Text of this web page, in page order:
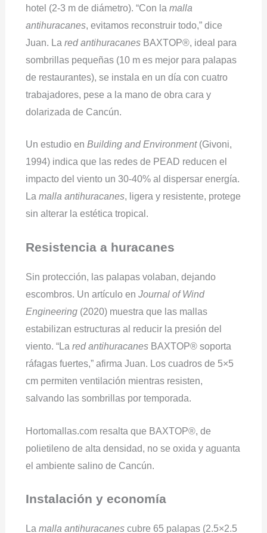
hotel (2-3 m de diámetro). “Con la malla
antihuracanes, evitamos reconstruir todo,” dice
Juan. La red antihuracanesBAXTOP®, ideal para
sombrillas pequeñas (10 m es mejor para palapas
de restaurantes), se instala en un día con cuatro
trabajadores, pese a la mano de obra cara y
dolarizada de Cancún.
Un estudio en Building and Environment(Givoni,
1994) indica que las redes de PEAD reducen el
impacto del viento un 30-40% al dispersar energía.
La malla antihuracanes, ligera y resistente, protege
sin alterar la estética tropical.
Resistencia a huracanes
Sin protección, las palapas volaban, dejando
escombros. Un artículo en Journal of Wind
Engineering(2020) muestra que las mallas
estabilizan estructuras al reducir la presión del
viento. “La red antihuracanesBAXTOP® soporta
ráfagas fuertes,” afirma Juan. Los cuadros de 5×5
cm permiten ventilación mientras resisten,
salvando las sombrillas por temporada.
Hortomallas.com resalta que BAXTOP®, de
polietileno de alta densidad, no se oxida y aguanta
el ambiente salino de Cancún.
Instalación y economía
La malla antihuracanescubre 65 palapas (2.5×2.5